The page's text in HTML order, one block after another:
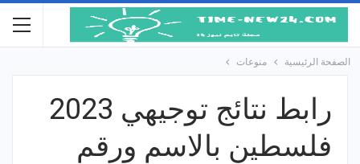
الصفحة الرئيسية منوعات
رابط نتائج توجيهي 2023
فلسطين بالاسم ورقم